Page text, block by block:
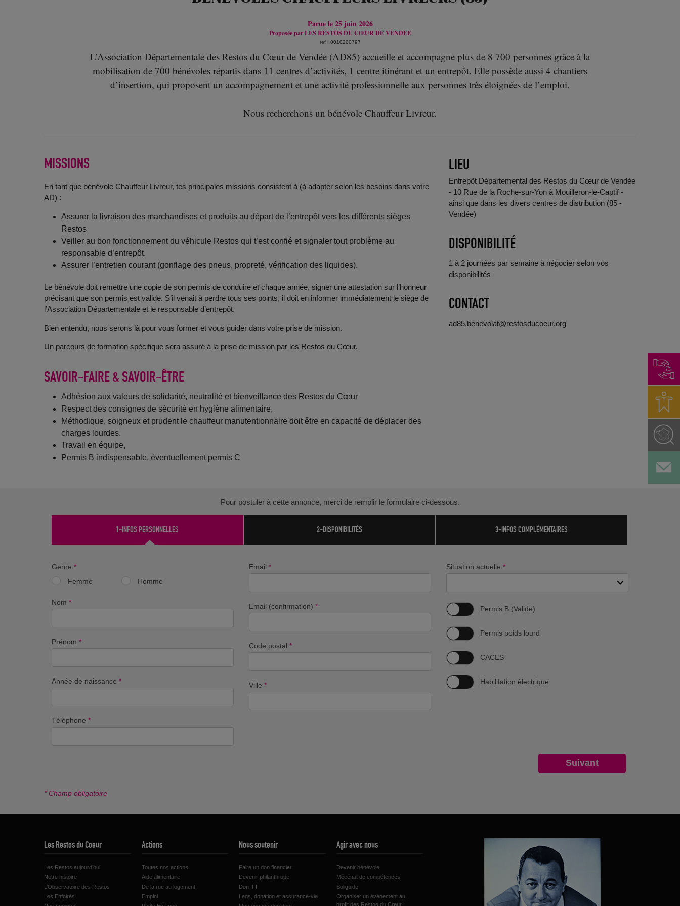
Parue le 25 juin 2026
Proposée parLES RESTOS DU CŒUR DE VENDEE
ref : 0010200797
L’Association Départementale des Restos du Cœur de Vendée (AD85) accueille et accompagne plus de 8 700 personnes grâce à la
mobilisation de 700 bénévoles répartis dans 11 centres d’activités, 1 centre itinérant et un entrepôt. Elle possède aussi 4 chantiers
d’insertion, qui proposent un accompagnement et une activité professionnelle aux personnes très éloignées de l’emploi.
Nous recherchons un bénévole Chauffeur Livreur.
MISSIONS
En tant que bénévole Chauffeur Livreur, tes principales missions consistent à (à adapter selon les besoins dans votre
AD) :
Assurer la livraison des marchandises et produits au départ de l’entrepôt vers les différents sièges
Restos
Veiller au bon fonctionnement du véhicule Restos qui t’est confié et signaler tout problème au
responsable d’entrepôt.
Assurer l’entretien courant (gonflage des pneus, propreté, vérification des liquides).
Le bénévole doit remettre une copie de son permis de conduire et chaque année, signer une attestation sur l’honneur
précisant que son permis est valide. S’il venait à perdre tous ses points, il doit en informer immédiatement le siège de
l’Association Départementale et le responsable d’entrepôt.
Bien entendu, nous serons là pour vous former et vous guider dans votre prise de mission.
Un parcours de formation spécifique sera assuré à la prise de mission par les Restos du Cœur.
SAVOIR-FAIRE & SAVOIR-ÊTRE
Adhésion aux valeurs de solidarité, neutralité et bienveillance des Restos du Cœur
Respect des consignes de sécurité en hygiène alimentaire,
Méthodique, soigneux et prudent le chauffeur manutentionnaire doit être en capacité de déplacer des
charges lourdes.
Travail en équipe,
Permis B indispensable, éventuellement permis C
LIEU
Entrepôt Départemental des Restos du Cœur de Vendée
- 10 Rue de la Roche-sur-Yon à Mouilleron-le-Captif -
ainsi que dans les divers centres de distribution (85 -
Vendée)
DISPONIBILITÉ
1 à 2 journées par semaine à négocier selon vos
disponibilités
CONTACT
ad85.benevolat@restosducoeur.org
Pour postuler à cette annonce, merci de remplir le formulaire ci-dessous.
1-INFOS PERSONNELLES 2-DISPONIBILITÉS 3-INFOS COMPLÉMENTAIRES
Genre *
Femme
Homme
Nom *
Prénom *
Année de naissance *
Téléphone *
Email *
Email (confirmation) *
Code postal *
Ville *
Situation actuelle *
Permis B (Valide)
Permis poids lourd
CACES
Habilitation électrique
* Champ obligatoire
Les Restos du Coeur
Les Restos aujourd’hui
Notre histoire
L’Observatoire des Restos
Les Enfoirés
Actions
Toutes nos actions
Aide alimentaire
De la rue au logement
Emploi
Nous soutenir
Faire un don financier
Devenir philanthrope
Don IFI
Legs, donation et assurance-vie
Agir avec nous
Devenir bénévole
Mécénat de compétences
Soliguide
Organiser un événement au
profit des Restos du Cœur